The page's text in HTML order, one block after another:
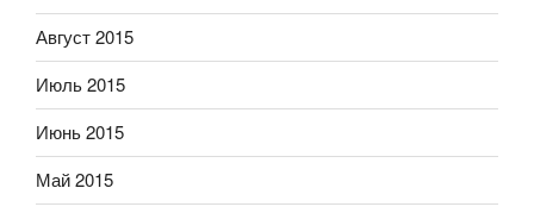
Август 2015
Июль 2015
Июнь 2015
Май 2015